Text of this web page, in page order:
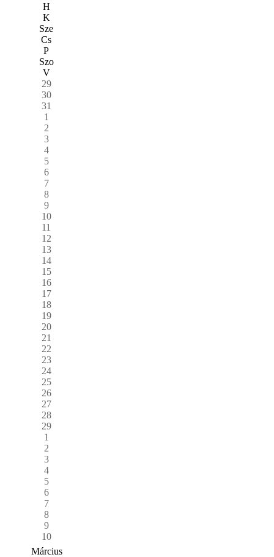
H
K
Sze
Cs
P
Szo
V
29
30
31
1
2
3
4
5
6
7
8
9
10
11
12
13
14
15
16
17
18
19
20
21
22
23
24
25
26
27
28
29
1
2
3
4
5
6
7
8
9
10
Március